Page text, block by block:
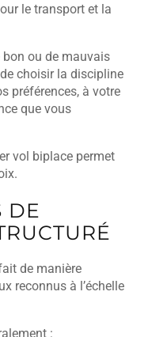
le transport et la
bon ou de mauvais
choisir la discipline
préférences, à votre
que vous
vol biplace permet
DE
de manière
reconnus à l’échelle
: